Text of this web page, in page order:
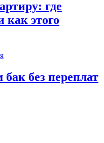
где
как этого
без переплат